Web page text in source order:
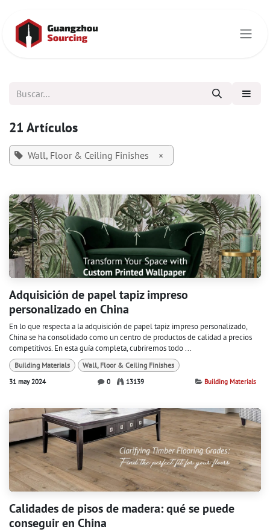
21 Artículos
Wall, Floor & Ceiling Finishes ×
Adquisición de papel tapiz impreso
personalizado en China
En lo que respecta a la adquisición de papel tapiz impreso personalizado,
China se ha consolidado como un centro de productos de calidad a precios
competitivos. En esta guía completa, cubriremos todo ...
Building Materials
Wall, Floor & Ceiling Finishes
31 may 2024
0 13139 Building Materials
Calidades de pisos de madera: qué se puede
conseguir en China